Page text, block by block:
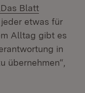
Extern:
‚Das Blatt
jeder etwas für
Alltag gibt es
in
übernehmen“,